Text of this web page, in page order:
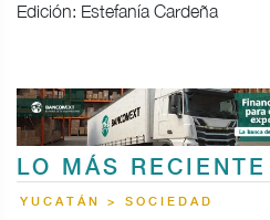
Edición: Estefanía Cardeña
LO MÁS RECIENTE
YUCATÁN > SOCIEDAD